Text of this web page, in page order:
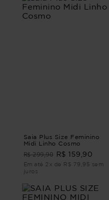
Saia Plus Size Feminino
Midi Linho Cosmo
R$ 299,90 R$ 159,90
Em até 2x de R$ 79,95 sem
juros